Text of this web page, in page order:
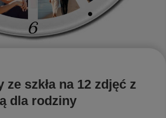
szkła na 12 zdjęć z
dla rodziny